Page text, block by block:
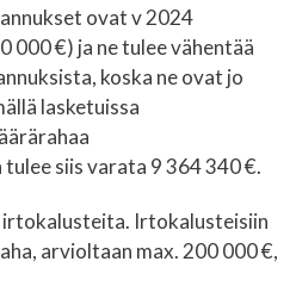
ovat v 2024
000 €) ja ne tulee vähentää
koska ne ovat jo
lasketuissa
siis varata 9 364 340 €.
irtokalusteita. Irtokalusteisiin
arvioltaan max. 200 000 €,